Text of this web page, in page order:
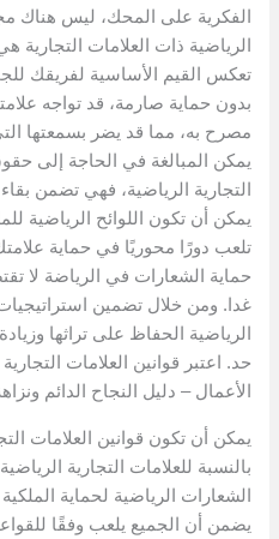
الفكرية على المحك، ليس هناك
الرياضية ذات العلامات التجارية
تعكس القيم الأساسية لفريقك
بدون حماية صارمة، قد تواجه
مصرح به، مما قد يضر بسمعتها
يمكن المبالغة في الحاجة إلى
التجارية الرياضية، فهي تضمن
يمكن أن تكون اللوائح الرياضية
تلعب دورًا محوريًا في حماية
حماية الشعارات في الرياضة لا
غدا. ومن خلال تضمين استراتيجيات
الرياضية الحفاظ على تراثها
حد. اعتبر قوانين العلامات
الأعمال – دليل النجاح الدائم
يمكن أن تكون قوانين العلامات
بالنسبة للعلامات التجارية
الشعارات الرياضية لحماية
يضمن أن الجميع يلعب وفقًا